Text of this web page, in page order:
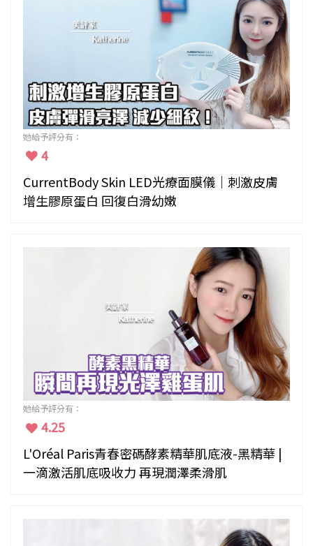
她給予評分有：
4
CurrentBody Skin LED光療面膜儀｜刺激皮膚
增生膠原蛋白 回復白滑幼嫩
她給予評分有：
4.25
L'Oréal Paris青春密碼酵素精華肌底液-黑精華 |
一滴激活肌底吸收力 再現潤澤柔滑肌